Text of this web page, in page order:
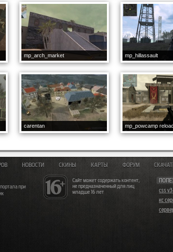
mp_arch_market mp_hillassault
carentan mp_powcamp
Сайт может содержать контент,
не предназначенный для лиц
младше 16 лет
css
кс
НОВОСТИ СКИНЫ КАРТЫ ФОРУМ
при